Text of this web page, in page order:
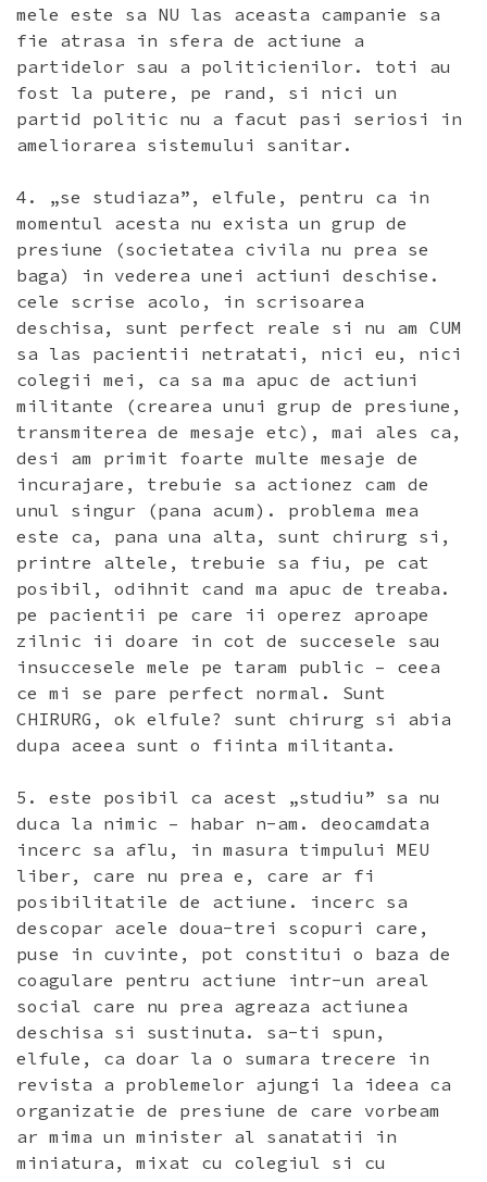
mele este sa NU las aceasta campanie sa
fie atrasa in sfera de actiune a
partidelor sau a politicienilor. toti au
fost la putere, pe rand, si nici un
partid politic nu a facut pasi seriosi in
ameliorarea sistemului sanitar.
4. „se studiaza”, elfule, pentru ca in
momentul acesta nu exista un grup de
presiune (societatea civila nu prea se
baga) in vederea unei actiuni deschise.
cele scrise acolo, in scrisoarea
deschisa, sunt perfect reale si nu am CUM
sa las pacientii netratati, nici eu, nici
colegii mei, ca sa ma apuc de actiuni
militante (crearea unui grup de presiune,
transmiterea de mesaje etc), mai ales ca,
desi am primit foarte multe mesaje de
incurajare, trebuie sa actionez cam de
unul singur (pana acum). problema mea
este ca, pana una alta, sunt chirurg si,
printre altele, trebuie sa fiu, pe cat
posibil, odihnit cand ma apuc de treaba.
pe pacientii pe care ii operez aproape
zilnic ii doare in cot de succesele sau
insuccesele mele pe taram public – ceea
ce mi se pare perfect normal. Sunt
CHIRURG, ok elfule? sunt chirurg si abia
dupa aceea sunt o fiinta militanta.
5. este posibil ca acest „studiu” sa nu
duca la nimic – habar n-am. deocamdata
incerc sa aflu, in masura timpului MEU
liber, care nu prea e, care ar fi
posibilitatile de actiune. incerc sa
descopar acele doua-trei scopuri care,
puse in cuvinte, pot constitui o baza de
coagulare pentru actiune intr-un areal
social care nu prea agreaza actiunea
deschisa si sustinuta. sa-ti spun,
elfule, ca doar la o sumara trecere in
revista a problemelor ajungi la ideea ca
organizatie de presiune de care vorbeam
ar mima un minister al sanatatii in
miniatura, mixat cu colegiul si cu